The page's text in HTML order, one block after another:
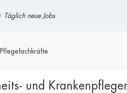
Täglich neue Jobs
Pflegefachkräfte
und Krankenpfleger